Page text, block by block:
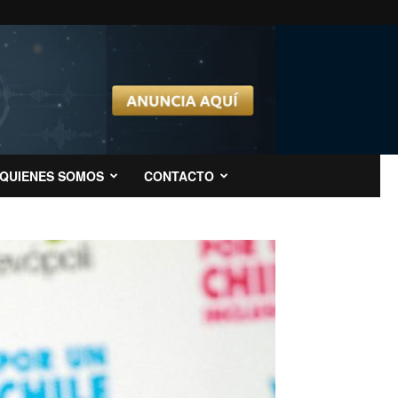
QUIENES SOMOS CONTACTO